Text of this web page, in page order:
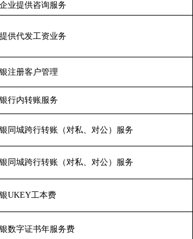
业提供咨询服务
供代发工资业务
银注册客户管理
行内转账服务
同城跨行转账（对私、对公）服务
同城跨行转账（对私、对公）服务
UKEY工本费
数字证书年服务费